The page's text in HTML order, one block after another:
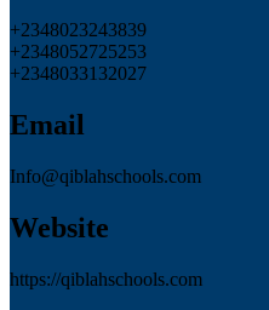
+2348023243839
+2348052725253
+2348033132027
Email
Info@qiblahschools.com
Website
https://qiblahschools.com